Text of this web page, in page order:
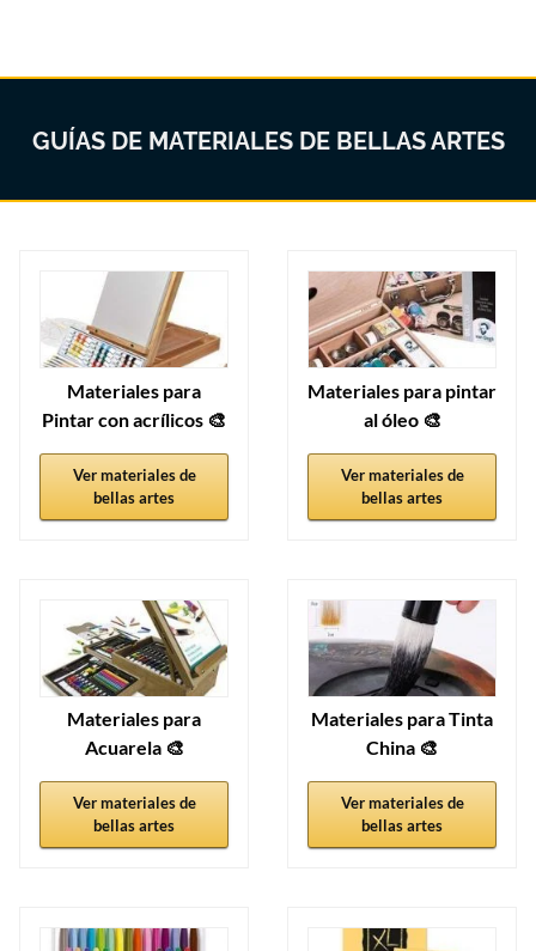
GUÍAS DE MATERIALES DE BELLAS ARTES
Materiales para
Pintar con acrílicos 🎨
Ver materiales de
bellas artes
Materiales para pintar
al óleo 🎨
Ver materiales de
bellas artes
Materiales para
Acuarela 🎨
Ver materiales de
bellas artes
Materiales para Tinta
China 🎨
Ver materiales de
bellas artes